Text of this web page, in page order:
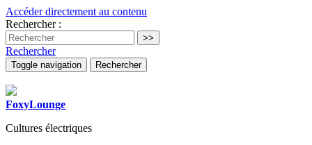
Accéder directement au contenu
Rechercher :
Rechercher
Toggle navigation Rechercher
FoxyLounge
Cultures électriques